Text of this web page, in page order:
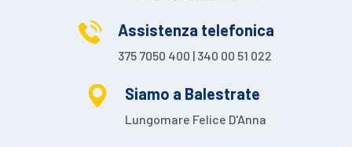
Assistenza telefonica
375 7050 400 | 340 00 51 022
Siamo a Balestrate
Lungomare Felice D'Anna